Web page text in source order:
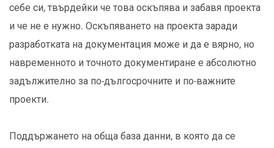
себе си, твърдейки че това оскъпява и забавя проекта
и че не е нужно. Оскъпяването на проекта заради
разработката на документация може и да е вярно, но
навременното и точното документиране е абсолютно
задължително за по-дългосрочните и по-важните
проекти.
Поддържането на обща база данни, в която да се